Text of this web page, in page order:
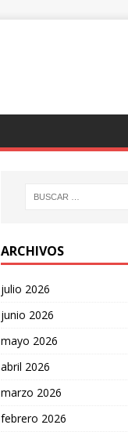
ARCHIVOS
julio 2026
junio 2026
mayo 2026
abril 2026
marzo 2026
febrero 2026